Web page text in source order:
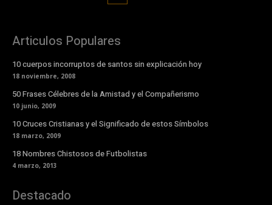
Articulos Populares
10 cuerpos incorruptos de santos sin explicación hoy
18 noviembre, 2008
50 Frases Célebres de la Amistad y el Compañerismo
10 junio, 2009
10 Cruces Cristianas y el Significado de estos Símbolos
18 marzo, 2009
18 Nombres Chistosos de Futbolistas
4 marzo, 2013
Destacado